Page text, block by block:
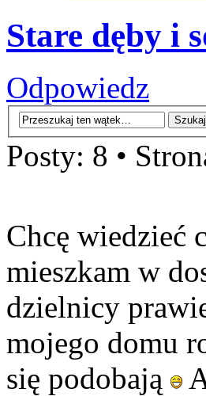
Stare dęby i
Odpowiedz
Posty: 8 •
Chcę wiedzieć
mieszkam w
dzielnicy
mojego domu
się podobają